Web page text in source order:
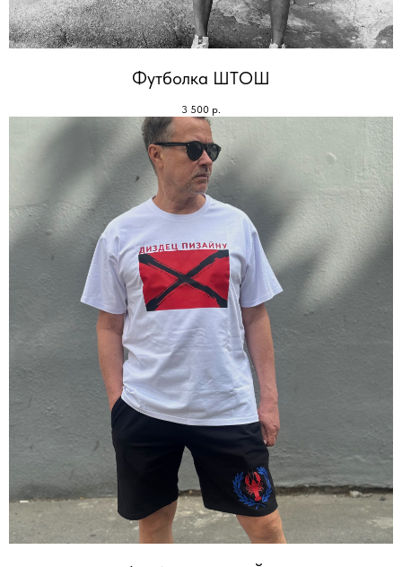
Футболка ШТОШ
3 500 р.